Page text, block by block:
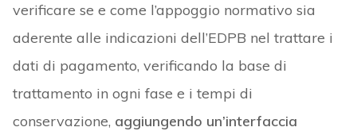
verificare se e come l’appoggio normativo sia
aderente alle indicazioni dell’EDPB nel trattare i
dati di pagamento, verificando la base di
trattamento in ogni fase e i tempi di
conservazione, aggiungendo un’interfaccia